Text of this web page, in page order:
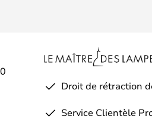
Droit de rétraction
Service Clientèle